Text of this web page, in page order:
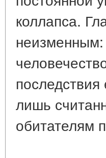
коллапса.
лишь
обитателям